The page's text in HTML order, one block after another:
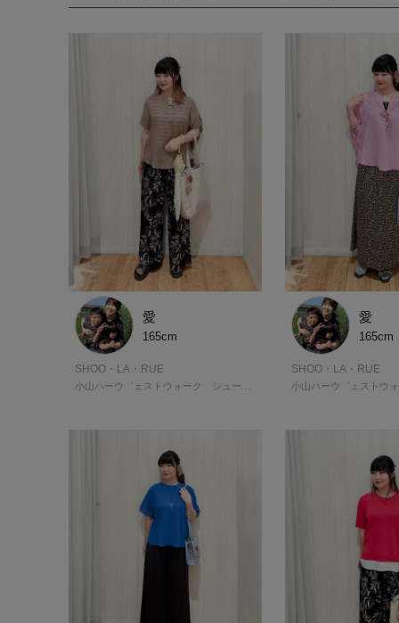
愛
165cm
SHOO・LA・RUE
愛
165cm
SHOO・LA・RUE